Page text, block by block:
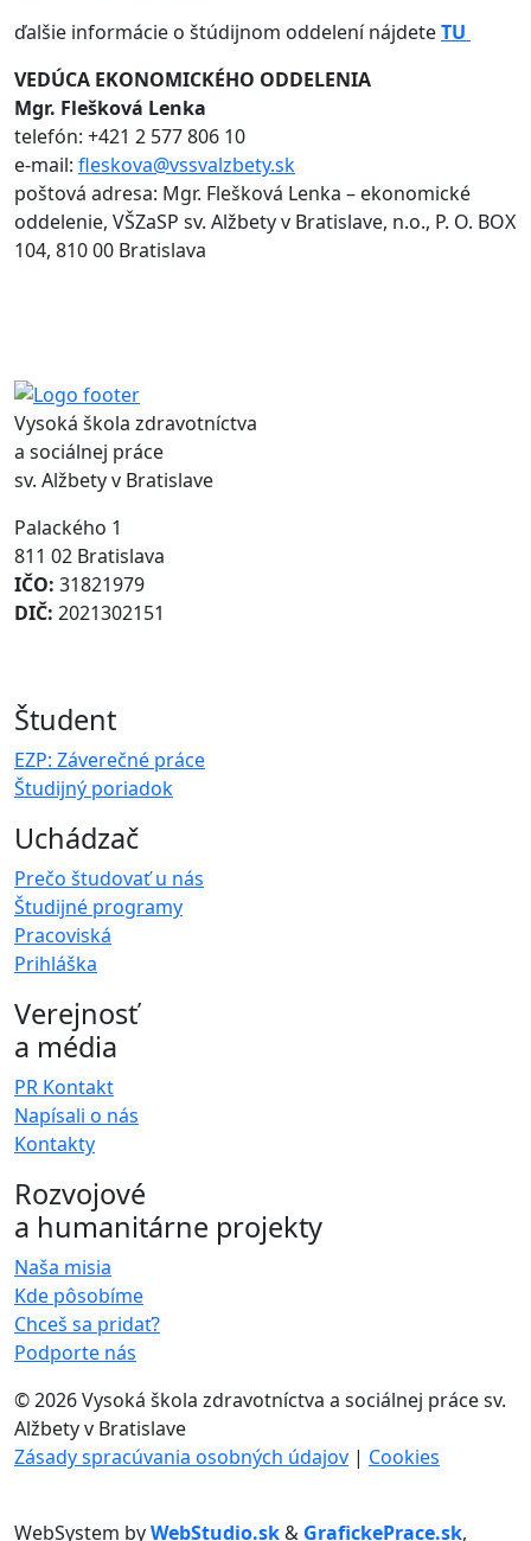
ďalšie informácie o štúdijnom oddelení nájdeteTU
VEDÚCA EKONOMICKÉHO ODDELENIA
Mgr. Flešková Lenka
telefón: +421 2 577 806 10
e-mail: fleskova@vssvalzbety.sk
poštová adresa: Mgr. Flešková Lenka – ekonomické
oddelenie, VŠZaSP sv. Alžbety v Bratislave, n.o., P. O. BOX
104, 810 00 Bratislava
Vysoká škola zdravotníctva
a sociálnej práce
sv. Alžbety v Bratislave
Palackého 1
811 02 Bratislava
IČO: 31821979
DIČ: 2021302151
Študent
EZP: Záverečné práce
Študijný poriadok
Uchádzač
Prečo študovať u nás
Študijné programy
Pracoviská
Prihláška
Verejnosť
a média
PR Kontakt
Napísali o nás
Kontakty
Rozvojové
a humanitárne projekty
Naša misia
Kde pôsobíme
Chceš sa pridať?
Podporte nás
©2026 Vysoká škola zdravotníctva a sociálnej práce sv.
Alžbety v Bratislave
Zásady spracúvania osobných údajov | Cookies
WebSystem byWebStudio.sk& GrafickePrace.sk,